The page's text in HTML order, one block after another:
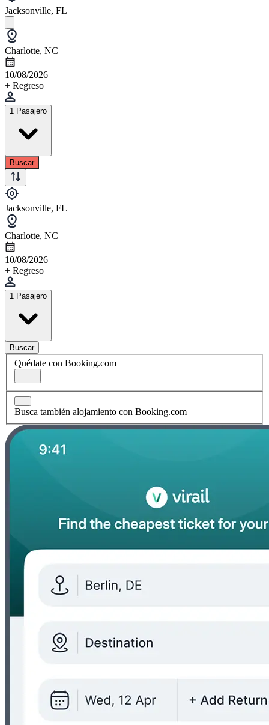
Jacksonville, FL
Charlotte, NC
10/08/2026
+ Regreso
1 Pasajero
Buscar
Jacksonville, FL
Charlotte, NC
10/08/2026
+ Regreso
1 Pasajero
Buscar
Quédate con Booking.com
Busca también alojamiento con Booking.com